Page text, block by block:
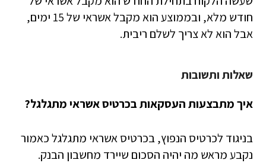
חודש מלא, ובממוצע הוא מקבל אשראי של 15 ימים,
אבל הוא לא צריך לשלם ריבית.
שאלות ותשובות
איך מתבצעות העסקאות בכרטיס אשראי מתגלגל?
בניגוד לכרטיס הנפוץ, בכרטיס אשראי מתגלגל כאמור
נקבע מראש מה יהיה הסכום שיירד מחשבון הבנק.